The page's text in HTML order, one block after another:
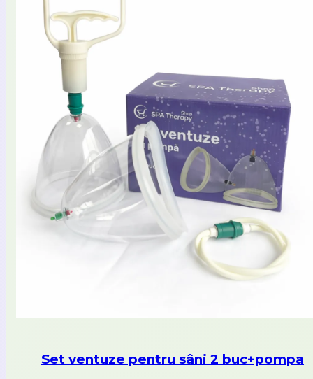
Set ventuze pentru sâni 2 buc+pompa